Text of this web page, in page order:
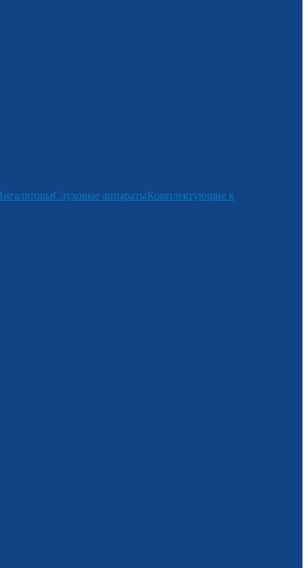
Слуховые аппаратыКомплектующие к